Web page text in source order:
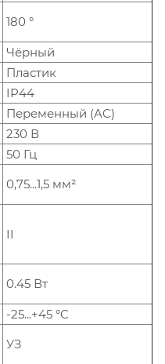
180 °
Чёрный
Пластик
IP44
Переменный (AC)
230 В
50 Гц
0,75...1,5 мм²
II
0.45 Вт
-25...+45 °C
УЗ